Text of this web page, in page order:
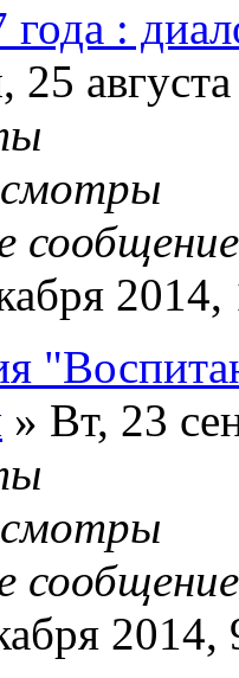
года :
25
2014,
» Вт, 23
2014,